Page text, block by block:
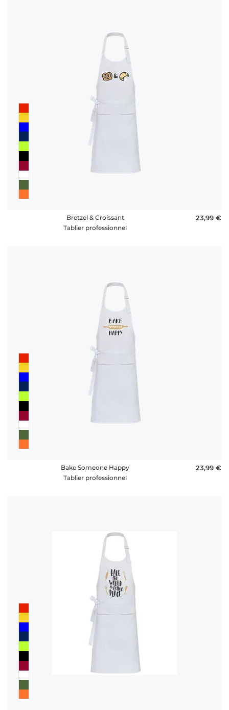
Bretzel & Croissant
Tablier professionnel
23,99 €
Bake Someone Happy
Tablier professionnel
23,99 €